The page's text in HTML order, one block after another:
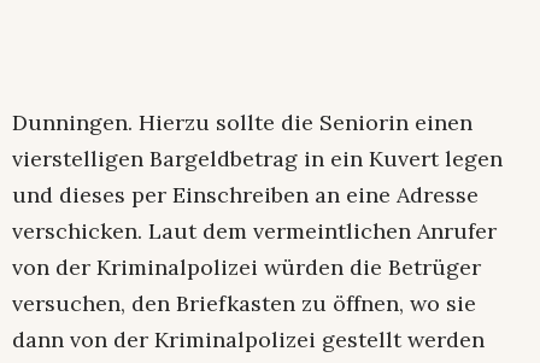
Dunningen. Hierzu sollte die Seniorin einen
vierstelligen Bargeldbetrag in ein Kuvert legen
und dieses per Einschreiben an eine Adresse
verschicken. Laut dem vermeintlichen Anrufer
von der Kriminalpolizei würden die Betrüger
versuchen, den Briefkasten zu öffnen, wo sie
dann von der Kriminalpolizei gestellt werden